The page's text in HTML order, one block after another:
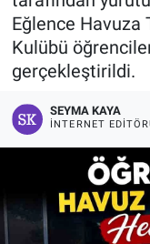
Eğlence Havuza
Kulübü
gerçekleştirildi.
SEYMA KAYA
İNTERNET
Asayiş
Spor
Resmi İlan
Tüm
Son Dakika
Haber Arşivi